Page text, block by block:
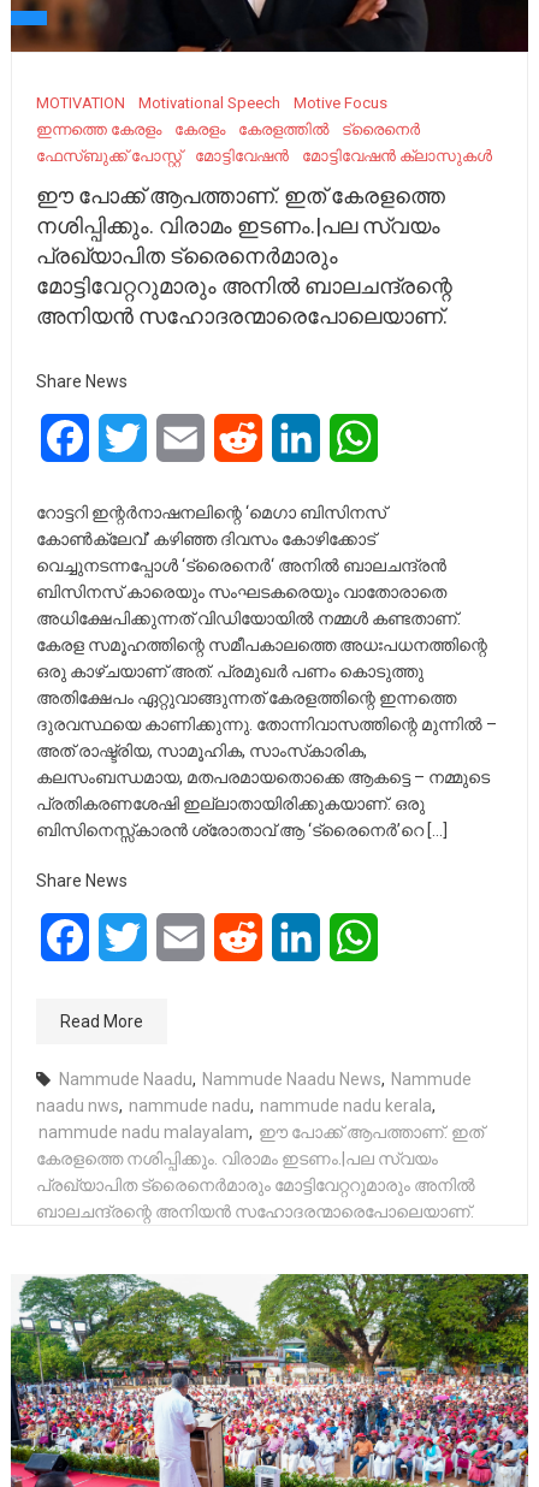
MOTIVATION Motivational Speech
Motive Focus
ഇന്നത്തെ കേരളം
കേരളം കേരളത്തിൽ
ട്രൈനെർ
ഫേസ്ബുക്ക് പോസ്റ്റ്
മോട്ടിവേഷൻ മോട്ടിവേഷൻ ക്ലാസുകൾ
ഈ പോക്ക്‌ ആപത്താണ്. ഇത് കേരളത്തെ
നശിപ്പിക്കും. വിരാമം ഇടണം.|പല സ്വയം
പ്രഖ്യാപിത ട്രൈനെർമാരും
മോട്ടിവേറ്ററുമാരും അനിൽ ബാലചന്ദ്രന്റെ
അനിയൻ സഹോദരന്മാരെപോലെയാണ്.
Share News
FacebookTwitter Email Reddit LinkedIn
റോട്ടറി ഇന്റർനാഷനലിന്റെ ‘മെഗാ ബിസിനസ്
കോൺക്ലേവ്’ കഴിഞ്ഞ ദിവസം കോഴിക്കോട്
വെച്ചുനടന്നപ്പോൾ ‘ട്രൈനെർ‘ അനിൽ ബാലചന്ദ്രൻ
ബിസിനസ്‌ കാരെയും സംഘടകരെയും വാതോരാതെ
അധിക്ഷേപിക്കുന്നത് വിഡിയോയിൽ നമ്മൾ കണ്ടതാണ്.
കേരള സമൂഹത്തിന്റെ സമീപകാലത്തെ അധഃപധനത്തിന്റെ
ഒരു കാഴ്ചയാണ് അത്. പ്രമുഖർ പണം കൊടുത്തു
അതിക്ഷേപം ഏറ്റുവാങ്ങുന്നത് കേരളത്തിന്റെ ഇന്നത്തെ
ദുരവസ്ഥയെ കാണിക്കുന്നു. തോന്നിവാസത്തിന്റെ മുന്നിൽ –
അത് രാഷ്ട്രിയ, സാമൂഹിക, സാംസ്‌കാരിക,
കലസംബന്ധമായ, മതപരമായതൊക്കെ ആകട്ടെ – നമ്മുടെ
പ്രതികരണശേഷി ഇല്ലാതായിരിക്കുകയാണ്. ഒരു
ബിസിനെസ്സ്കാരൻ ശ്രോതാവ് ആ ‘ട്രൈനെർ’റെ […]
Share News
FacebookTwitter Email Reddit LinkedIn
Read More
Nammude Naadu, Nammude Naadu News, Nammude
naadu nws, nammude nadu, nammude nadu kerala,
nammude nadu malayalam, ഈ പോക്ക്‌ ആപത്താണ്. ഇത്
കേരളത്തെ നശിപ്പിക്കും. വിരാമം ഇടണം.|പല സ്വയം
പ്രഖ്യാപിത ട്രൈനെർമാരും മോട്ടിവേറ്ററുമാരും അനിൽ
ബാലചന്ദ്രന്റെ അനിയൻ സഹോദരന്മാരെപോലെയാണ്.